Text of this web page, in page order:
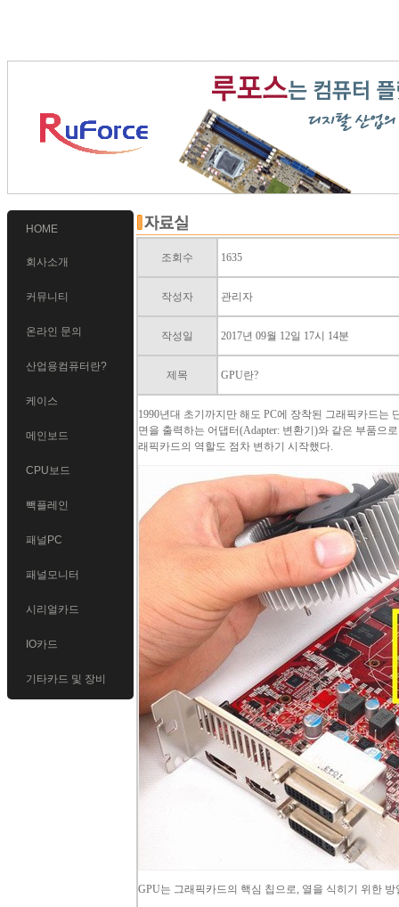
HOME
회사소개
커뮤니티
온라인 문의
산업용컴퓨터란?
케이스
메인보드
CPU보드
빽플레인
패널PC
패널모니터
시리얼카드
IO카드
기타카드 및 장비
조회수 1635
작성자 관리자
작성일 2017년 09월 12일 17시 14분
제목 GPU란?
1990년대 초기까지만 해도 PC에 장착된 그래픽카드는
면을 출력하는 어댑터(Adapter: 변환기)와 같은 부품으
래픽카드의 역할도 점차 변하기 시작했다.
GPU는 그래픽카드의 핵심 칩으로, 열을 식히기 위한